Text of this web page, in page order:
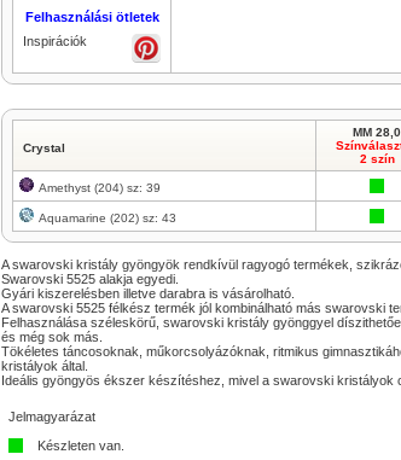
Felhasználási ötletek
Inspirációk
Crystal
MM 28,0
2 szín
Amethyst (204) sz: 39
Aquamarine (202) sz: 43
A swarovski kristály gyöngyök rendkívül ragyogó termékek,
Swarovski 5525 alakja egyedi.
Gyári kiszerelésben illetve darabra is vásárolható.
A swarovski 5525 félkész termék jól kombinálható más swarovski
Felhasználása széleskörű, swarovski kristály gyönggyel
és még sok más.
Tökéletes táncosoknak, műkorcsolyázóknak, ritmikus
kristályok által.
Ideális gyöngyös ékszer készítéshez, mivel a swarovski kristályok
Jelmagyarázat
Készleten van.